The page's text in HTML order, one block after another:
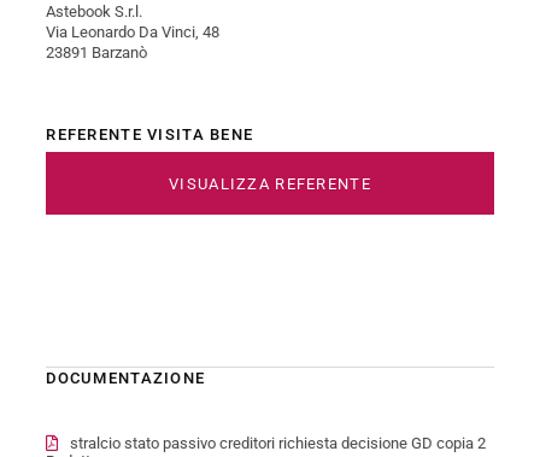
Astebook S.r.l.
Via Leonardo Da Vinci, 48
23891 Barzanò
REFERENTE VISITA BENE
VISUALIZZA REFERENTE
DOCUMENTAZIONE
stralcio stato passivo creditori richiesta decisione GD copia 2